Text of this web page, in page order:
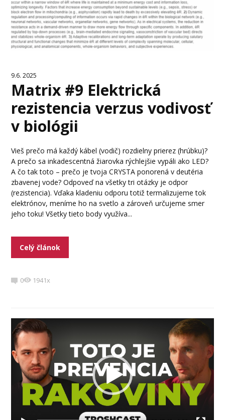
9.6. 2025
Matrix #9 Elektrická
rezistencia verzus vodivosť
v biológii
Vieš prečo má každý kábel (vodič) rozdielny prierez (hrúbku)?
A prečo sa inkadescentná žiarovka rýchlejšie vypáli ako LED?
A čo tak toto – prečo je tvoja CRYSTA ponorená v deutéria
zbavenej vode? Odpoveď na všetky tri otázky je odpor
(rezistencia). Vďaka kladeniu odporu totiž termalizujeme tok
elektrónov, meníme ho na svetlo a zároveň určujeme smer
jeho toku! Všetky tieto body využíva...
Celý článok
0 1941x
Video
prehrávač